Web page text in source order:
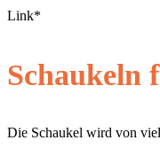
Link*
Schaukeln
Die Schaukel wird von